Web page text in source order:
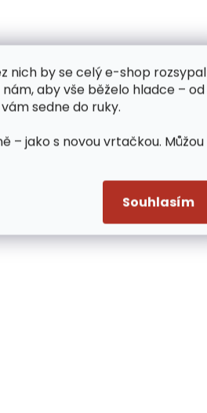
nich by se celý e-shop rozsypal
aby vše běželo hladce – od
sedne do ruky.
– jako s novou vrtačkou. Můžou
Souhlasím